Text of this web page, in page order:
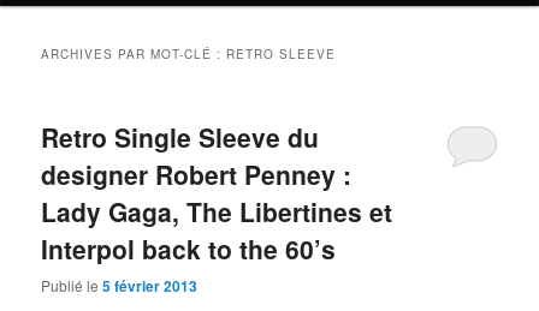
ARCHIVES PAR MOT-CLÉ : RETRO SLEEVE
Retro Single Sleeve du
designer Robert Penney :
Lady Gaga, The Libertines et
Interpol back to the 60’s
Publié le5 février 2013